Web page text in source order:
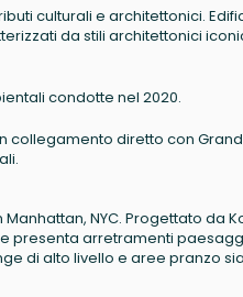
culturali e architettonici.
da stili architettonici
condotte nel 2020.
collegamento diretto con Grand
NYC. Progettato da
presenta arretramenti
di alto livello e aree pranzo sia